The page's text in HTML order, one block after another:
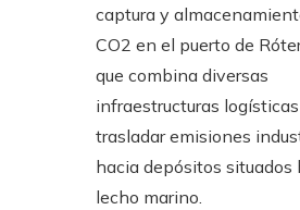
captura y
CO2 en el puerto de
que combina diversas
infraestructuras
trasladar emisiones
hacia depósitos situados
lecho marino.